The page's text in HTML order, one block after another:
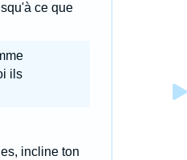
ce que
ils
incline ton